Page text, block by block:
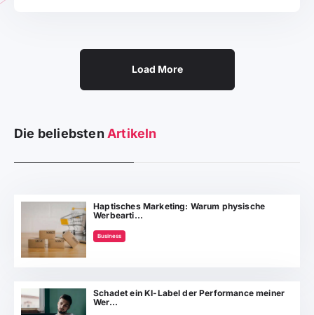
Load More
Die beliebsten Artikeln
Haptisches Marketing: Warum physische
Werbearti...
Business
Schadet ein KI-Label der Performance meiner
Wer...